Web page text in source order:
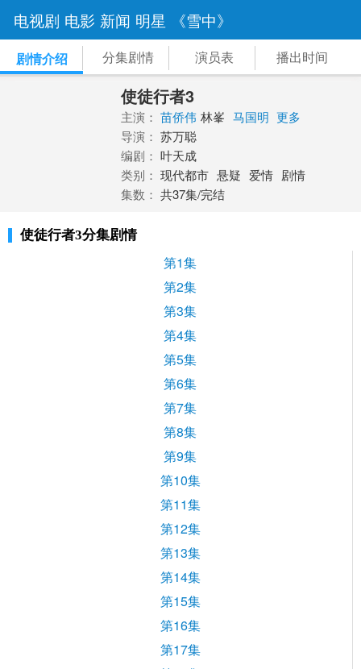
电视剧 电影 新闻 明星 《雪中》
剧情介绍 分集剧情 演员表 播出时间
使徒行者3
主演： 苗侨伟 林峯 马国明 更多
导演： 苏万聪
编剧： 叶天成
类别： 现代都市 悬疑 爱情 剧情
集数： 共37集/完结
使徒行者3分集剧情
第1集
第2集
第3集
第4集
第5集
第6集
第7集
第8集
第9集
第10集
第11集
第12集
第13集
第14集
第15集
第16集
第17集